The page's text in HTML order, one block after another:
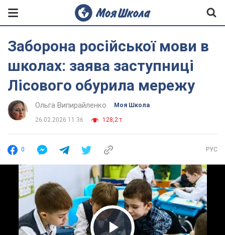
Заборона російської мови в
школах: заява заступниці
Лісового обурила мережу
Ольга Випирайленко Моя Школа
26.02.2026 11:36 128,2 т.
0 РУС